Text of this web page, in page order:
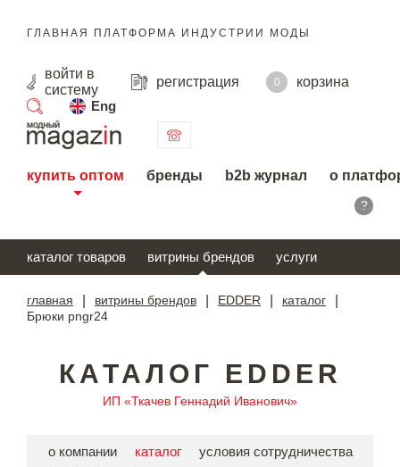
ГЛАВНАЯ ПЛАТФОРМА ИНДУСТРИИ МОДЫ
войти в
систему
регистрация 0
корзина
Eng
поиск
купить оптом бренды b2b журнал о
?
каталог товаров витрины брендов услуги
главная витрины брендов EDDER каталог
Брюки pngr24
КАТАЛОГ EDDER
ИП «Ткачев Геннадий Иванович»
о компании каталог
условия сотрудничества